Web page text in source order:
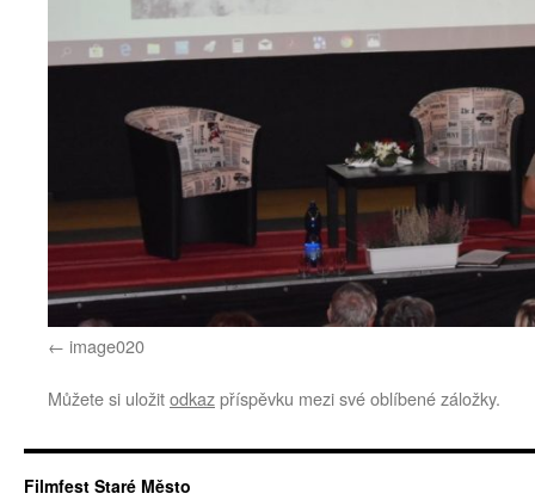
image020
Můžete si uložitodkazpříspěvku mezi své oblíbené záložky.
Filmfest Staré Město